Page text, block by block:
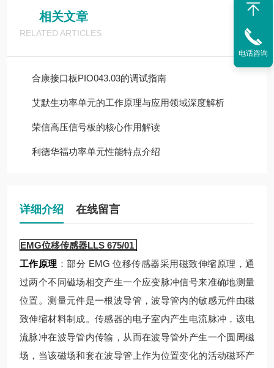
相关文章
RELATED ARTICLES
合康接口板PIO043.03的调试指南
艾默生功率单元的工作原理与应用领域深度解析
荣信高压信号板的核心作用解读
利德华福功率单元性能特点介绍
详细介绍 在线留言
EMG位移传感器LLS 675/01
工作原理 ：部分 EMG 位移传感器采用磁致伸缩原理，通
过两个不同磁场相交产生一个应变脉冲信号来准确地测量
位置。测量元件是一根波导管，波导管内的敏感元件由磁
致伸缩材料制成。传感器的电子室内产生电流脉冲，该电
流脉冲在波导管内传输，从而在波导管外产生一个圆周磁
场，当该磁场和套在波导管上作为位置变化的活动磁环产
电话咨询